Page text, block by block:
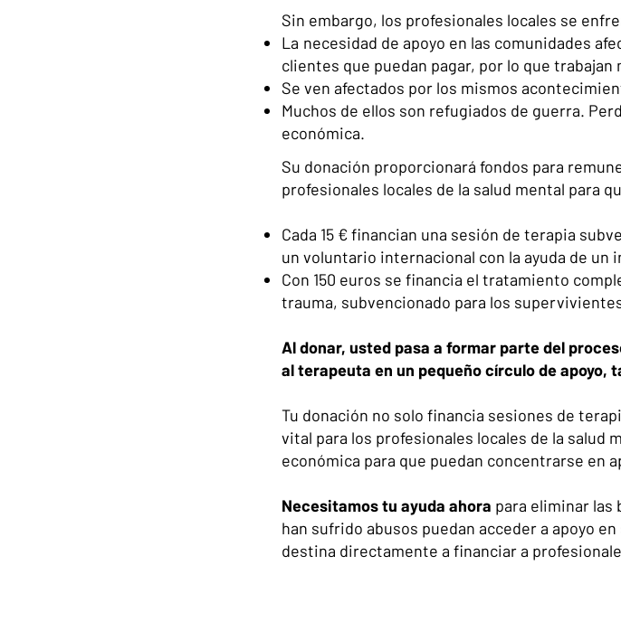
Sin embargo, los profesionales locales se
La necesidad de apoyo en las comunidades
clientes que puedan pagar, por lo que
Se ven afectados por los mismos
Muchos de ellos son refugiados de guerra.
económica.
Su donación proporcionará fondos para
profesionales locales de la salud mental para
Cada 15 € financian una sesión de terapia
un voluntario internacional con la ayuda de un
Con 150 euros se financia el tratamiento
trauma, subvencionado para los
Al donar, usted pasa a formar parte del
al terapeuta en un pequeño círculo de apoyo,
Tu donación no solo financia sesiones de
vital para los profesionales locales de la salud
económica para que puedan concentrarse en
Necesitamos tu ayuda ahora para eliminar las
han sufrido abusos puedan acceder a apoyo
destina directamente a financiar a